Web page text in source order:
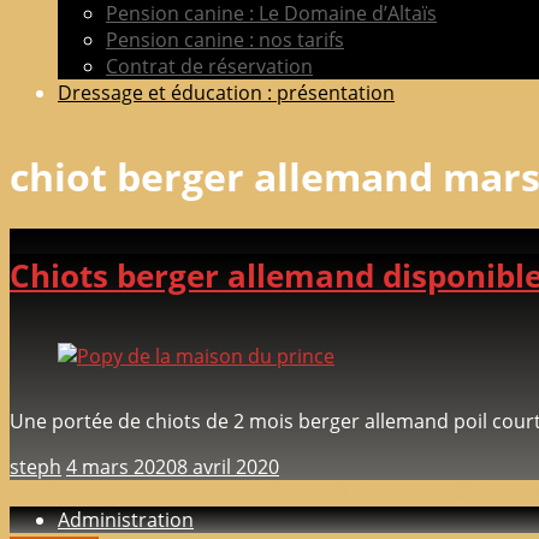
Pension canine : Le Domaine d’Altaïs
Pension canine : nos tarifs
Contrat de réservation
Dressage et éducation : présentation
chiot berger allemand
Chiots berger allemand
Une portée de chiots de 2 mois berger allemand poil
steph 4 mars 20208 avril 2020
Administration